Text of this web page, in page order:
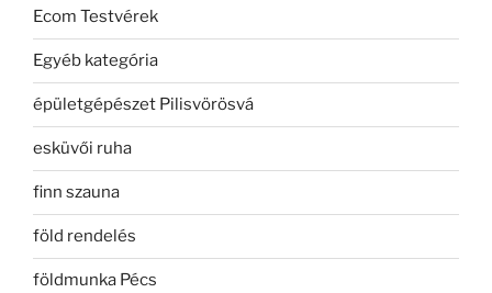
Ecom Testvérek
Egyéb kategória
épületgépészet Pilisvörösvá
esküvői ruha
finn szauna
föld rendelés
földmunka Pécs